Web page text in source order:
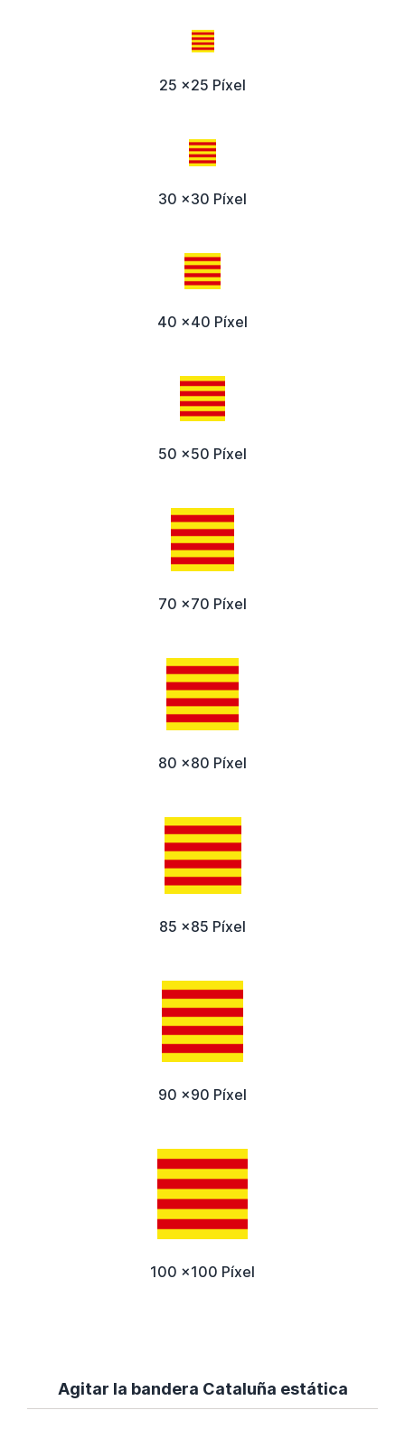
25 x25 Píxel
30 x30 Píxel
40 x40 Píxel
50 x50 Píxel
70 x70 Píxel
80 x80 Píxel
85 x85 Píxel
90 x90 Píxel
100 x100 Píxel
Agitar la bandera Cataluña estática